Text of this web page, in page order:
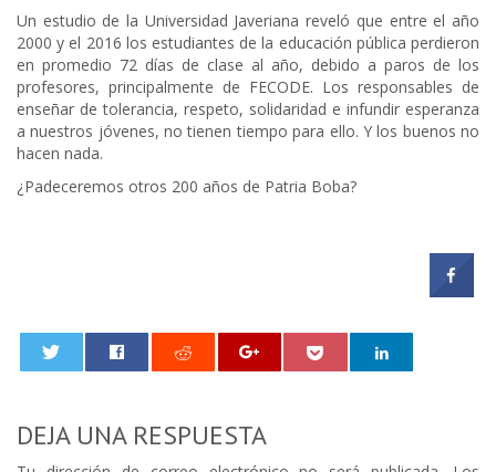
Un estudio de la Universidad Javeriana reveló que entre el año
2000 y el 2016 los estudiantes de la educación pública perdieron
en promedio 72 días de clase al año, debido a paros de los
profesores, principalmente de FECODE. Los responsables de
enseñar de tolerancia, respeto, solidaridad e infundir esperanza
a nuestros jóvenes, no tienen tiempo para ello. Y los buenos no
hacen nada.
¿Padeceremos otros 200 años de Patria Boba?
DEJA UNA RESPUESTA